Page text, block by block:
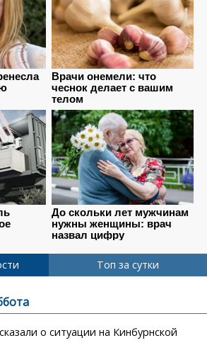
Топ за сутки
о ситуации на Кинбурнской